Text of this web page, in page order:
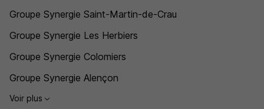
Groupe Synergie Saint-Martin-de-Crau
Groupe Synergie Les Herbiers
Groupe Synergie Colomiers
Groupe Synergie Alençon
Voir plus